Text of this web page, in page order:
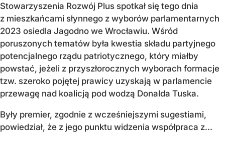
Stowarzyszenia Rozwój Plus spotkał się tego dnia
z mieszkańcami słynnego z wyborów parlamentarnych
2023 osiedla Jagodno we Wrocławiu. Wśród
poruszonych tematów była kwestia składu partyjnego
potencjalnego rządu patriotycznego, który miałby
powstać, jeżeli z przyszłorocznych wyborach formacje
tzw. szeroko pojętej prawicy uzyskają w parlamencie
przewagę nad koalicją pod wodzą Donalda Tuska.
Były premier, zgodnie z wcześniejszymi sugestiami,
powiedział, że z jego punktu widzenia współpraca z...